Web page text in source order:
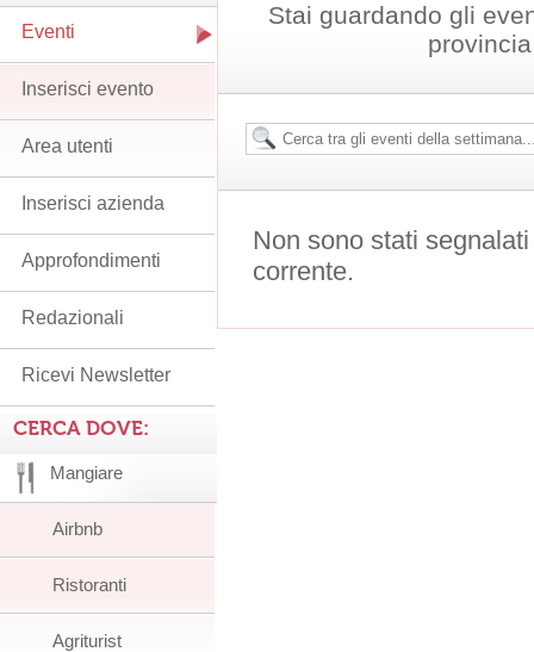
Stai guardando gli
Non sono stati
corrente.
Eventi
Inserisci evento
Area utenti
Inserisci azienda
Approfondimenti
Redazionali
Ricevi Newsletter
CERCA DOVE:
Mangiare
Airbnb
Ristoranti
Agriturist